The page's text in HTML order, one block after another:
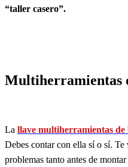
“taller casero”.
Multiherramientas
La llave multiherramientas de
Debes contar con ella sí o sí.
problemas tanto antes de